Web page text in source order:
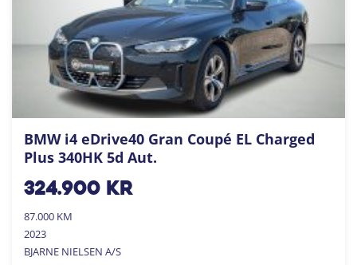
BMW i4 eDrive40 Gran Coupé EL Charged
Plus 340HK 5d Aut.
324.900kr
87.000 KM
2023
BJARNE NIELSEN A/S